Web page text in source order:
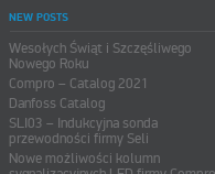
NEW POSTS
Wesołych Świąt i Szczęśliwego
Nowego Roku
Compro – Catalog 2021
Danfoss Catalog
SLI03 – Indukcyjna sonda
przewodności firmy Seli
Nowe możliwości kolumn